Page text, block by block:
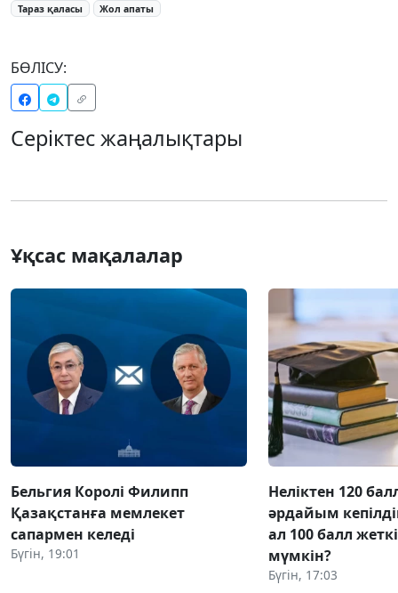
Тараз қаласы Жол апаты
БӨЛІСУ:
Серіктес жаңалықтары
Ұқсас мақалалар
Бельгия Королі Филипп
Қазақстанға мемлекет
сапармен келеді
Бүгін, 19:01
Неліктен 120
әрдайым
ал 100 балл
мүмкін?
Бүгін, 17:03